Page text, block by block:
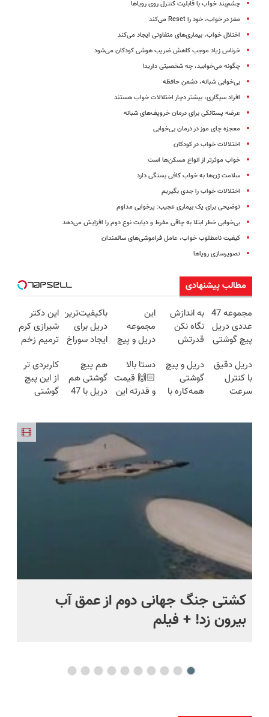
چشم‌بند خواب با قابلیت کنترل روی رویاها
مغز در خواب، خود را Reset می‌کند
اختلال خواب، بیماری‌های متفاوتی ایجاد می‌کند
خرناس زیاد موجب کاهش ضریب هوشی کودکان می‌شود
چگونه می‌خوابید، چه شخصیتی دارید!
بی‌خوابی شبانه، دشمن حافظه
افراد سیگاری، بیشتر دچار اختلالات خواب هستند
عرضه پستانکی برای درمان خروپف‌های شبانه
معجزه چای موز در درمان بی‌خوابی
اختلالات خواب در کودکان
خواب موثرتر از انواع مسکن‌ها است
سلامت ژن‌ها به خواب کافی بستگی دارد
اختلالات خواب را جدی بگیریم
توضیحی برای یک بیماری عجیب: پرخوابی مداوم
بی‌خوابی خطر ابتلا به چاقی مفرط و دیابت نوع دوم را افزایش می‌دهد
کیفیت نامطلوب خواب، عامل فراموشی‌های سالمندان
تصویرسازی رویاها
مطالب پیشنهادی
مجموعه 47
عددی دریل
پیچ گوشتی
(تخفیف به
مدت
محدود)
به اندازش
نگاه نکن
قدرتش
😉 (پرداخت
درب
منزل+گارانتی
این
مجموعه
دریل و پیچ
گارانتی و
نصف قیمت
بخر!😉
باکیفیت‌ترین
دریل برای
ایجاد سوراخ
این دکتر
شیرازی کرم
ترمیم زخم
ساخت!!!
دریل دقیق
با کنترل
سرعت
دریل و پیچ
گوشتی
همه‌کاره با
دستا بالا
🙌🏻 قیمت
و قدرته این
هم پیچ
گوشتی هم
دریل با 47
بخرش!🔥
کاربردی تر
از این پیچ
گوشتی
کاربردی با
ضمانت
بازگشت
کشتی‌ جنگ جهانی دوم از عمق آب
بیرون زد! + فیلم